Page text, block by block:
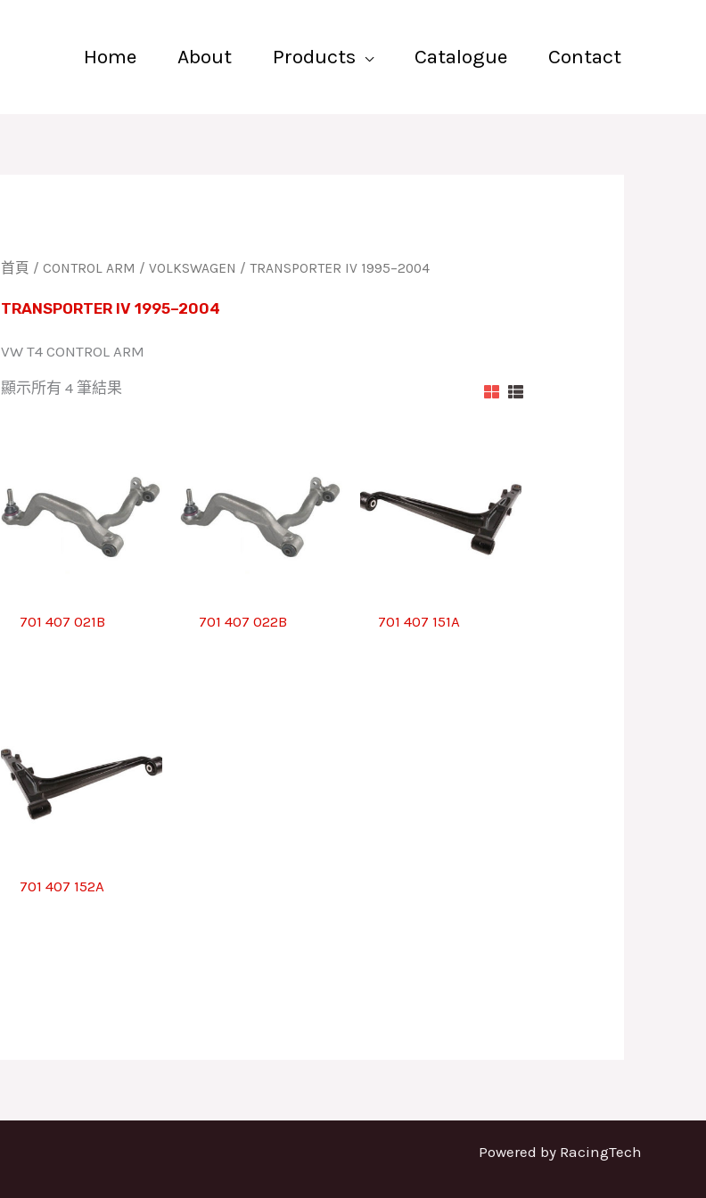
Home About Products Catalogue Contact
首頁 /CONTROL ARM /VOLKSWAGEN / TRANSPORTER IV 1995–2004
TRANSPORTER IV 1995–2004
VW T4 CONTROL ARM
顯示所有 4 筆結果
701 407 021B 701 407 022B 701 407 151A
701 407 152A
Powered by RacingTech